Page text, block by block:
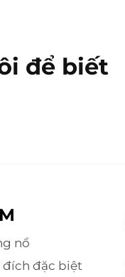
để biết
nổ
đặc biệt